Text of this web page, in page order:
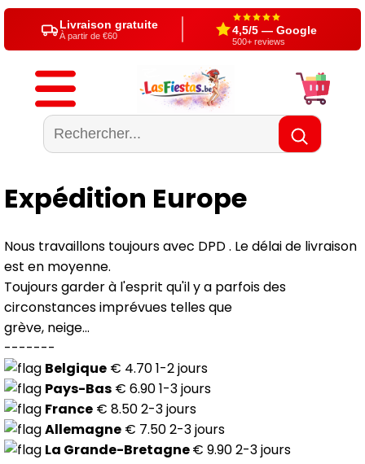
Livraison gratuite
À partir de €60 4,5/5 — Google
500+ reviews
Expédition Europe
Nous travaillons toujours avec DPD . Le délai de livraison
est en moyenne.
Toujours garder à l'esprit qu'il y a parfois des
circonstances imprévues telles que
grève, neige...
-------
Belgique € 4.70 1-2 jours
Pays-Bas € 6.90 1-3 jours
France € 8.50 2-3 jours
Allemagne € 7.50 2-3 jours
La Grande-Bretagne€ 9.90 2-3 jours